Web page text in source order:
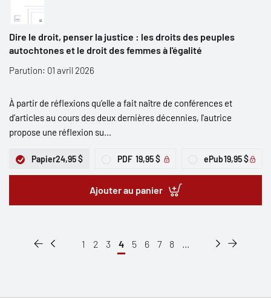
Dire le droit, penser la justice : les droits des peuples
autochtones et le droit des femmes à l'égalité
Parution: 01 avril 2026
À partir de réflexions qu’elle a fait naître de conférences et
d’articles au cours des deux dernières décennies, l'autrice
propose une réflexion su...
Papier24,95 $ PDF 19,95 $ ePub19,95 $
Ajouter au panier
1 2 3 4 5 6 7 8 ...